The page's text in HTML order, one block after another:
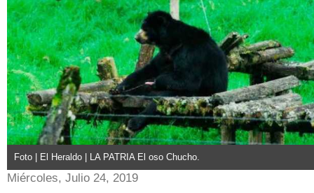
Foto | El Heraldo | LA PATRIA El oso Chucho.
Miércoles, Julio 24, 2019